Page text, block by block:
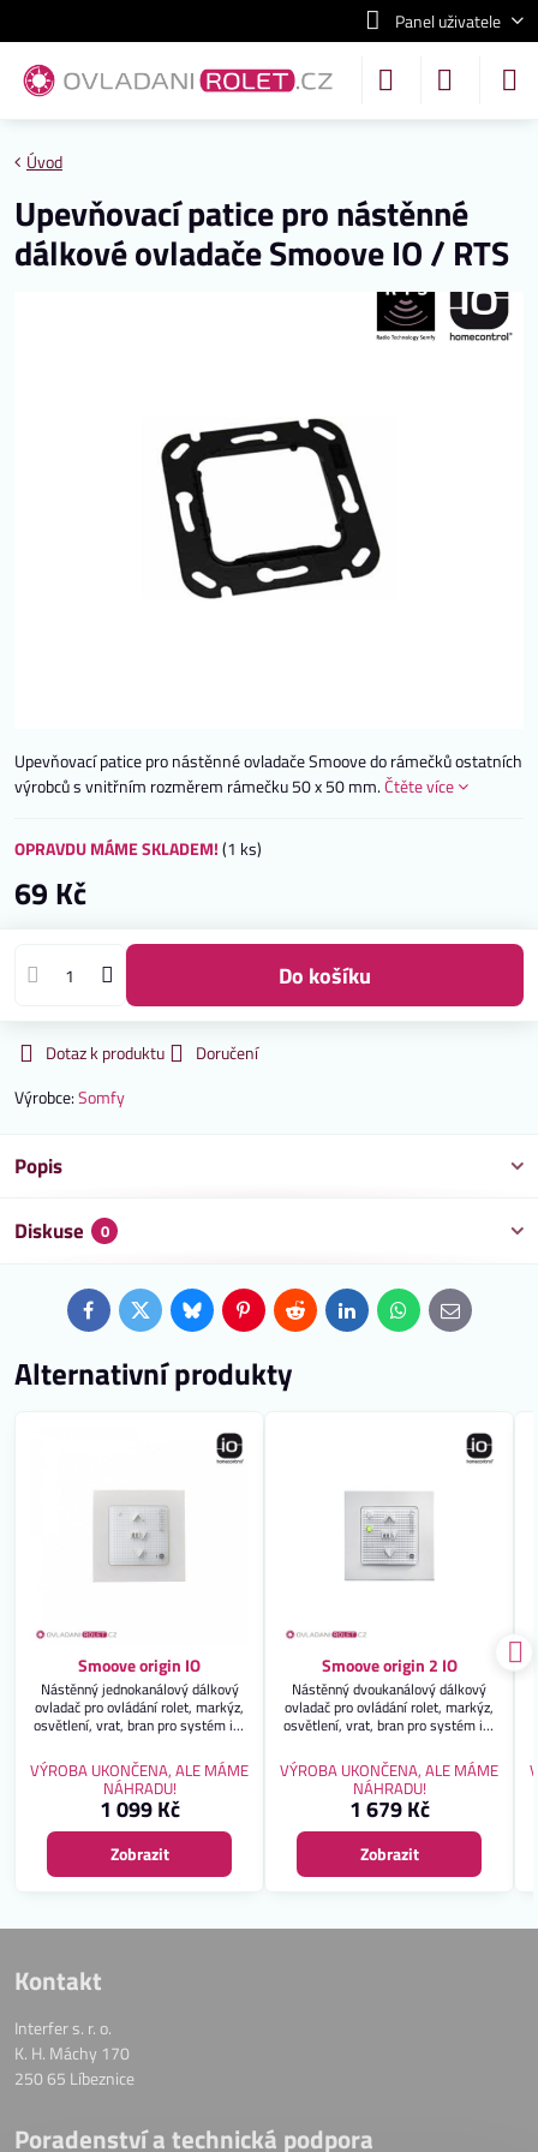
Panel uživatele
Úvod
Upevňovací patice pro nástěnné
dálkové ovladače Smoove IO / RTS
Upevňovací patice pro nástěnné ovladače Smoove do rámečků ostatních
výrobců s vnitřním rozměrem rámečku 50 x 50 mm.Čtěte více
OPRAVDU MÁME SKLADEM!(1 ks)
69 Kč
do košíku
Dotaz k produktu
Doručení
Výrobce:Somfy
Popis
Diskuse 0
FacebookTwitterBlueskyPinterestReddit LinkedInWhatsApp
E-
mail
Alternativní produkty
Smoove origin IO
Nástěnný jednokanálový dálkový
ovladač pro ovládání rolet, markýz,
osvětlení, vrat, bran pro systém io-
VÝROBA UKONČENA, ALE MÁME
NÁHRADU!
1 099 Kč
Zobrazit
Smoove origin 2 IO
Nástěnný dvoukanálový dálkový
ovladač pro ovládání rolet, markýz,
osvětlení, vrat, bran pro systém io-
VÝROBA UKONČENA, ALE MÁME
NÁHRADU!
1 679 Kč
Zobrazit
Kontakt
Interfer s. r. o.
K. H. Máchy 170
250 65 Líbeznice
Poradenství a technická podpora